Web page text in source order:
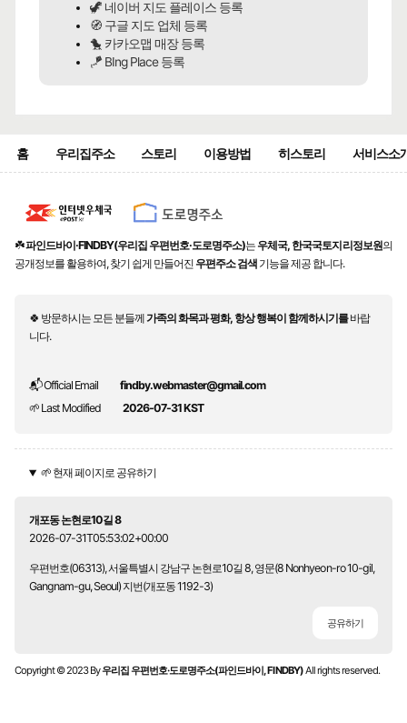
🦖 네이버 지도 플레이스 등록
🧭 구글 지도 업체 등록
🐤 카카오맵 매장 등록
🪁 BIng Place 등록
홈 우리집주소 스토리 이용방법 히스토리 서비스소
☘️파인드바이·FINDBY(우리집 우편번호·도로명주소)는 우체국, 한국국토지리정보원의
공개정보를 활용하여, 찾기 쉽게 만들어진 우편주소 검색 기능을 제공 합니다.
🍀 방문하시는 모든 분들께가족의 화목과 평화, 항상 행복이 함께하시기를바랍
니다.
📬 Official Email
findby.webmaster@gmail.com
🌱 Last Modified
2026-07-31 KST
🌱 현재 페이지로 공유하기
개포동 논현로10길 8
2026-07-31T05:53:02+00:00
우편번호(06313), 서울특별시 강남구 논현로10길 8, 영문(8 Nonhyeon-ro 10-gil,
Gangnam-gu, Seoul) 지번(개포동 1192-3)
공유하기
Copyright © 2023 By우리집 우편번호·도로명주소(파인드바이, FINDBY)All rights reserved.